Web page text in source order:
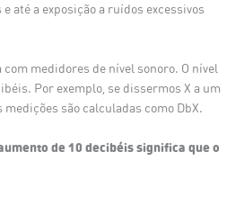
até a exposição a ruídos excessivos
medidores de nível sonoro. O nível
Por exemplo, se dissermos X a um
são calculadas como DbX.
de 10 decibéis significa que o